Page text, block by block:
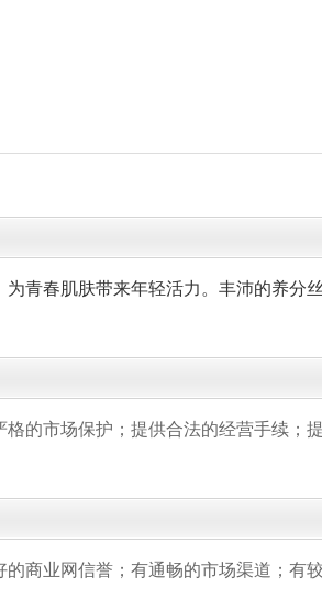
青春肌肤带来年轻活力。丰沛的养分
的市场保护；提供合法的经营手续；
商业网信誉；有通畅的市场渠道；有